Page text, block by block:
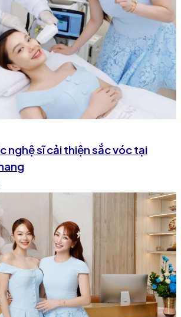
nghệ sĩ cải thiện sắc vóc tại